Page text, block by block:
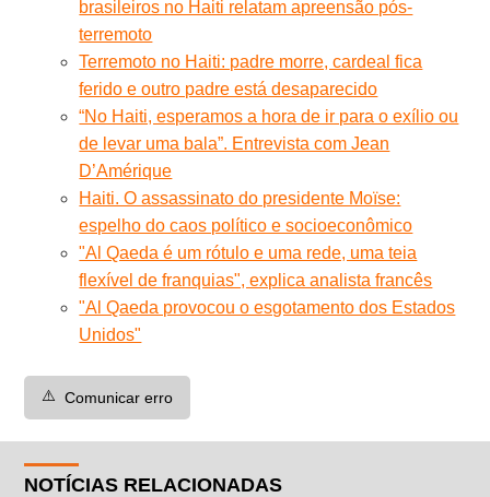
brasileiros no Haiti relatam apreensão pós-
terremoto
Terremoto no Haiti: padre morre, cardeal fica
ferido e outro padre está desaparecido
“No Haiti, esperamos a hora de ir para o exílio ou
de levar uma bala”. Entrevista com Jean
D’Amérique
Haiti. O assassinato do presidente Moïse:
espelho do caos político e socioeconômico
"Al Qaeda é um rótulo e uma rede, uma teia
flexível de franquias", explica analista francês
"Al Qaeda provocou o esgotamento dos Estados
Unidos"
⚠️ Comunicar erro
NOTÍCIAS RELACIONADAS